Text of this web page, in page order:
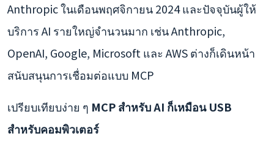
Anthropic ในเดือนพฤศจิกายน 2024 และปัจจุบันผู้ให้
บริการ AI รายใหญ่จำนวนมาก เช่น Anthropic,
OpenAI, Google, Microsoft และ AWS ต่างก็เดินหน้า
สนับสนุนการเชื่อมต่อแบบ MCP
เปรียบเทียบง่าย ๆ MCP สำหรับ AI ก็เหมือน USB
สำหรับคอมพิวเตอร์